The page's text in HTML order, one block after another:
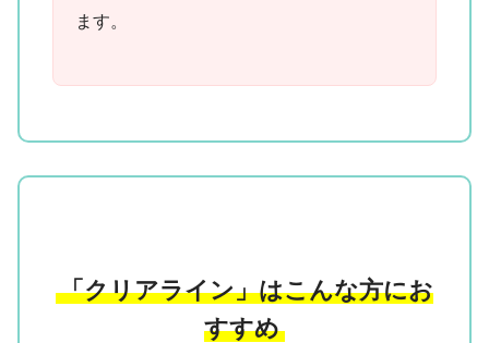
ます。
「クリアライン」はこんな方にお
すすめ